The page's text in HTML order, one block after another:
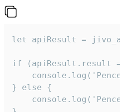
let apiResult =
if (apiResult.result
} else {